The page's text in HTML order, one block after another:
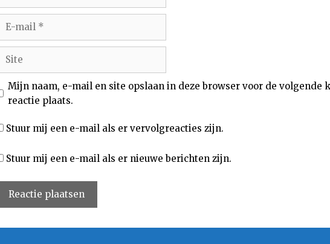
Site
Mijn naam, e-mail en site opslaan in deze browser voor de volgende
reactie plaats.
Stuur mij een e-mail als er vervolgreacties zijn.
Stuur mij een e-mail als er nieuwe berichten zijn.